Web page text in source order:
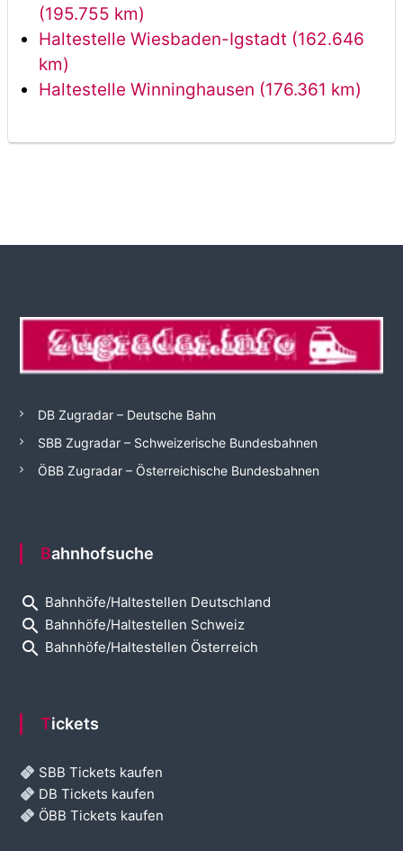
(195.755 km)
Haltestelle Wiesbaden-Igstadt (162.646
km)
Haltestelle Winninghausen (176.361 km)
DB Zugradar – Deutsche Bahn
SBB Zugradar – Schweizerische Bundesbahnen
ÖBB Zugradar – Österreichische Bundesbahnen
Bahnhofsuche
search Bahnhöfe/Haltestellen Deutschland
search Bahnhöfe/Haltestellen Schweiz
search Bahnhöfe/Haltestellen Österreich
Tickets
SBB Tickets kaufen
DB Tickets kaufen
ÖBB Tickets kaufen